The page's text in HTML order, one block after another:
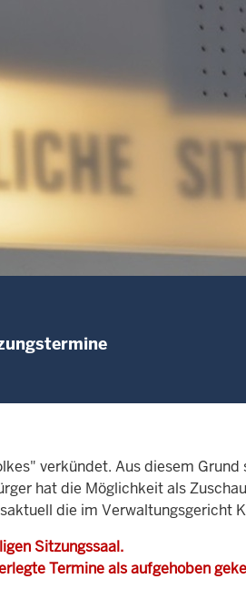
verkündet. Aus diesem
hat die Möglichkeit als
die im Verwaltungsgericht
Sitzungssaal.
Termine als aufgehoben